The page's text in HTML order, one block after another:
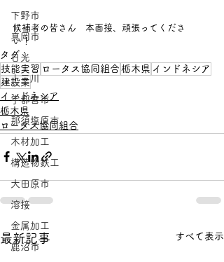
下野市
真岡市
日光
上三川
宇都宮市
那須塩原市
木材加工
構造物鉄工
大田原市
溶接
金属加工
鹿沼市
候補者の皆さん　本面接、頑張ってくださ
い！
タグ：
技能実習 ロータス協同組合 栃木県 インドネシア
建設業
インドネシア
栃木県
ロータス協同組合
最新記事 すべて表示